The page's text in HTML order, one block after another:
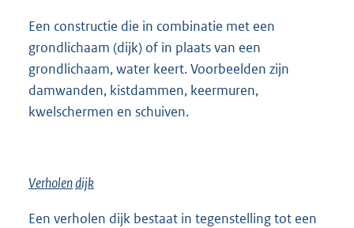
Een constructie die in combinatie met een
grondlichaam (dijk) of in plaats van een
grondlichaam, water keert. Voorbeelden zijn
damwanden, kistdammen, keermuren,
kwelschermen en schuiven.
Verholendijk
Een verholen dijk bestaat in tegenstelling tot een